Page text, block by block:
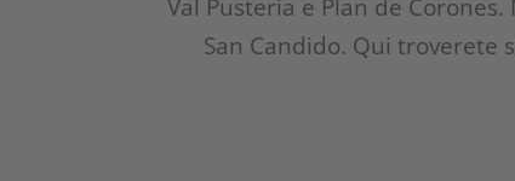
Val Pusteria e Plan de
San Candido. Qui troverete